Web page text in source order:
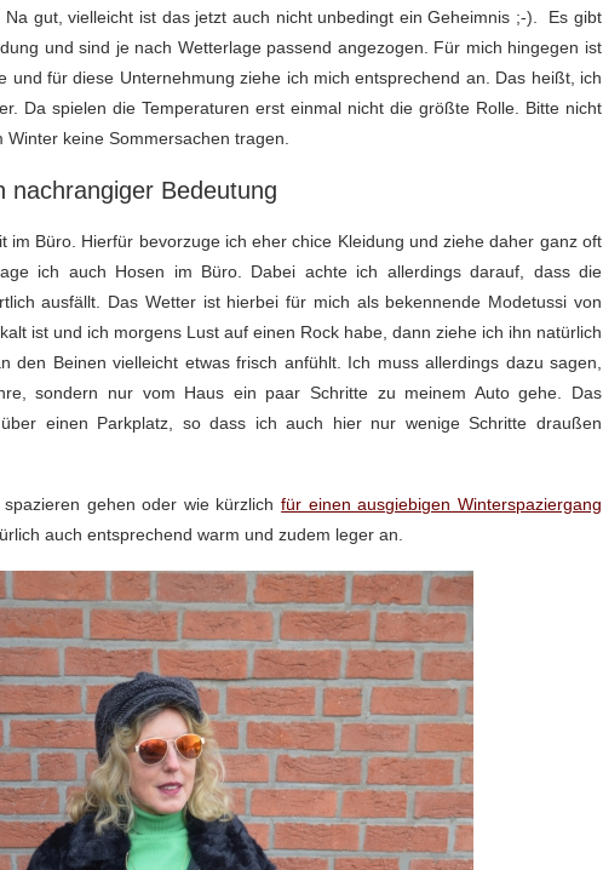
gut, vielleicht ist das jetzt auch nicht unbedingt ein Geheimnis ;-). Es gibt
und sind je nach Wetterlage passend angezogen. Für mich hingegen ist
und für diese Unternehmung ziehe ich mich entsprechend an. Das heißt, ich
Da spielen die Temperaturen erst einmal nicht die größte Rolle. Bitte nicht
keine Sommersachen tragen.
Bedeutung
im Büro. Hierfür bevorzuge ich eher chice Kleidung und ziehe daher ganz oft
ich auch Hosen im Büro. Dabei achte ich allerdings darauf, dass die
ausfällt. Das Wetter ist hierbei für mich als bekennende Modetussi von
ist und ich morgens Lust auf einen Rock habe, dann ziehe ich ihn natürlich
Beinen vielleicht etwas frisch anfühlt. Ich muss allerdings dazu sagen,
sondern nur vom Haus ein paar Schritte zu meinem Auto gehe. Das
einen Parkplatz, so dass ich auch hier nur wenige Schritte draußen
gehen oder wie kürzlichfür einen ausgiebigen Winterspaziergang
auch entsprechend warm und zudem leger an.